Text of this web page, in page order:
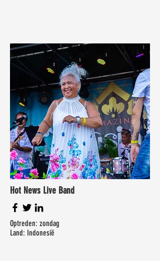
Hot News Live Band
Optreden: zondag
Land: Indonesië